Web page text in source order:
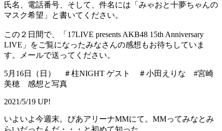
氏名、電話番号、そして、件名には「みゃおと十夢ちゃんの
マスク希望」と書いてください。
この２日間で、「17LIVE presents AKB48 15th Anniversary
LIVE」をご覧になったみなさんの感想もお待ちしていま
す。メールで送ってください。
5月16日（日） ＃柱NIGHT ゲスト ＃小田えりな #宮崎
美穂 感想と写真
2021/5/19 UP!
いよいよ今週末。ぴあアリーナMMにて。MMってみなとみ